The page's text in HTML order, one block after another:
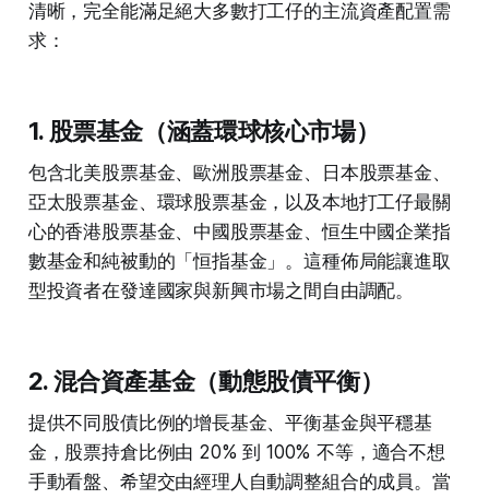
清晰，完全能滿足絕大多數打工仔的主流資產配置需
求：
1. 股票基金（涵蓋環球核心市場）
包含北美股票基金、歐洲股票基金、日本股票基金、
亞太股票基金、環球股票基金，以及本地打工仔最關
心的香港股票基金、中國股票基金、恒生中國企業指
數基金和純被動的「恒指基金」。這種佈局能讓進取
型投資者在發達國家與新興市場之間自由調配。
2. 混合資產基金（動態股債平衡）
提供不同股債比例的增長基金、平衡基金與平穩基
金，股票持倉比例由 20% 到 100% 不等，適合不想
手動看盤、希望交由經理人自動調整組合的成員。當